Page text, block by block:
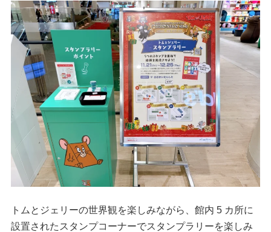
トムとジェリーの世界観を楽しみながら、館内 5 カ所に
設置されたスタンプコーナーでスタンプラリーを楽しみ